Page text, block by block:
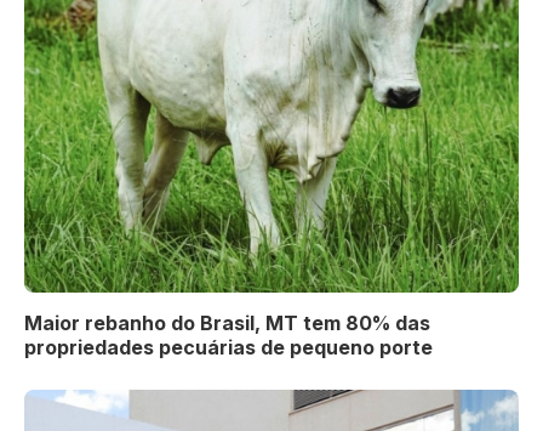
Maior rebanho do Brasil, MT tem 80% das
propriedades pecuárias de pequeno porte